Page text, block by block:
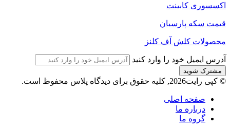
اکسسوری کابینت
قیمت سکه پارسیان
محصولات کلش آف کلنز
آدرس ایمیل خود را وارد کنید
© کپی رایت2026, کلیه حقوق برای دیدگاه پلاس محفوظ است.
صفحه اصلی
درباره ما
گروه ما